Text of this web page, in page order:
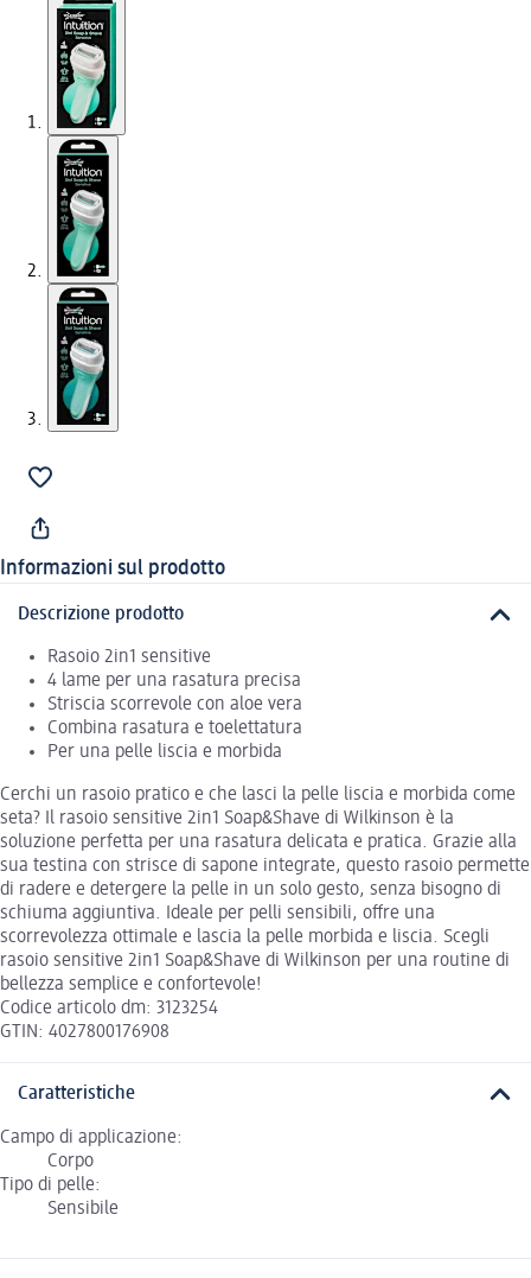
Informazioni sul prodotto
Descrizione prodotto
Rasoio 2in1 sensitive
4 lame per una rasatura precisa
Striscia scorrevole con aloe vera
Combina rasatura e toelettatura
Per una pelle liscia e morbida
Cerchi un rasoio pratico e che lasci la pelle liscia e morbida come
seta? Il rasoio sensitive 2in1 Soap&Shave di Wilkinson è la
soluzione perfetta per una rasatura delicata e pratica. Grazie alla
sua testina con strisce di sapone integrate, questo rasoio permette
di radere e detergere la pelle in un solo gesto, senza bisogno di
schiuma aggiuntiva. Ideale per pelli sensibili, offre una
scorrevolezza ottimale e lascia la pelle morbida e liscia. Scegli
rasoio sensitive 2in1 Soap&Shave di Wilkinson per una routine di
bellezza semplice e confortevole!
Codice articolo dm: 3123254
GTIN: 4027800176908
Caratteristiche
Campo di applicazione:
Corpo
Tipo di pelle:
Sensibile